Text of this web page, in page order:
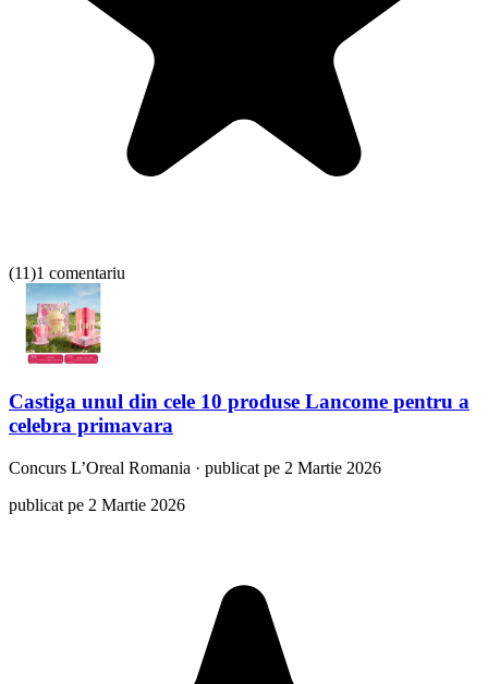
(11)1 comentariu
Castiga unul din cele 10 produse Lancome pentru a
celebra primavara
Concurs L’Oreal Romania · publicat pe 2 Martie 2026
publicat pe 2 Martie 2026